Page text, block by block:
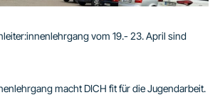
vom 19.- 23. April sind
macht DICH fit für die Jugendarbeit.